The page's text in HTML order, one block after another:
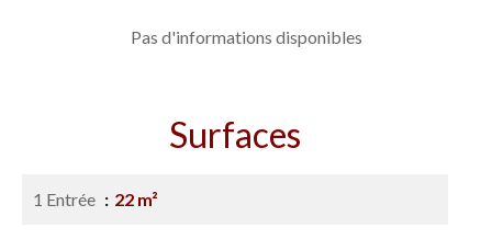
Pas d'informations disponibles
Surfaces
1 Entrée 22 m²